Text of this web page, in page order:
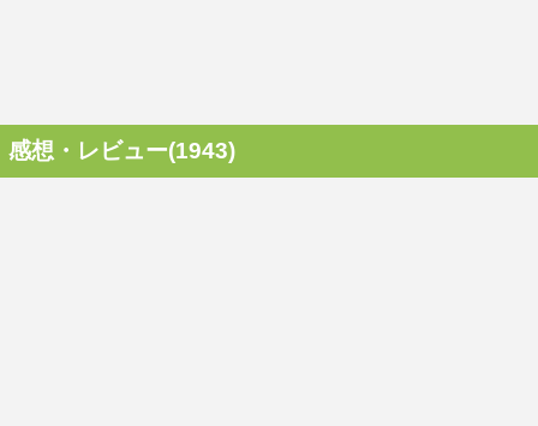
感想・レビュー(1943)